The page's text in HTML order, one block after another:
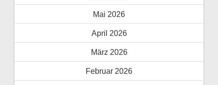
Mai 2026
April 2026
März 2026
Februar 2026